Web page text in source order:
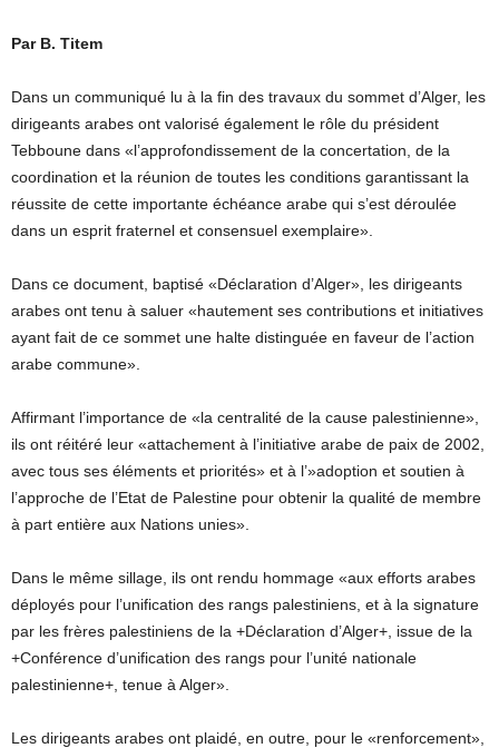
Par B. Titem
Dans un communiqué lu à la fin des travaux du sommet d’Alger, les
dirigeants arabes ont valorisé également le rôle du président
Tebboune dans «l’approfondissement de la concertation, de la
coordination et la réunion de toutes les conditions garantissant la
réussite de cette importante échéance arabe qui s’est déroulée
dans un esprit fraternel et consensuel exemplaire».
Dans ce document, baptisé «Déclaration d’Alger», les dirigeants
arabes ont tenu à saluer «hautement ses contributions et initiatives
ayant fait de ce sommet une halte distinguée en faveur de l’action
arabe commune».
Affirmant l’importance de «la centralité de la cause palestinienne»,
ils ont réitéré leur «attachement à l’initiative arabe de paix de 2002,
avec tous ses éléments et priorités» et à l’»adoption et soutien à
l’approche de l’Etat de Palestine pour obtenir la qualité de membre
à part entière aux Nations unies».
Dans le même sillage, ils ont rendu hommage «aux efforts arabes
déployés pour l’unification des rangs palestiniens, et à la signature
par les frères palestiniens de la +Déclaration d’Alger+, issue de la
+Conférence d’unification des rangs pour l’unité nationale
palestinienne+, tenue à Alger».
Les dirigeants arabes ont plaidé, en outre, pour le «renforcement»,